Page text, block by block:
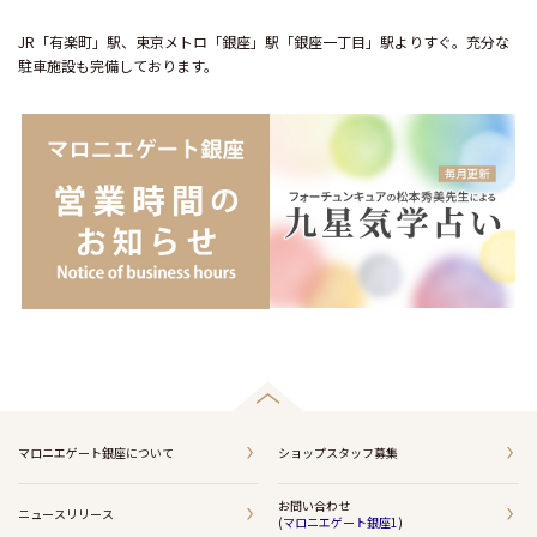
JR「有楽町」駅、東京メトロ「銀座」駅「銀座一丁目」駅よりすぐ。充分な
駐車施設も完備しております。
マロニエゲート銀座について ショップスタッフ募集
ニュースリリース
お問い合わせ
(マロニエゲート銀座1)